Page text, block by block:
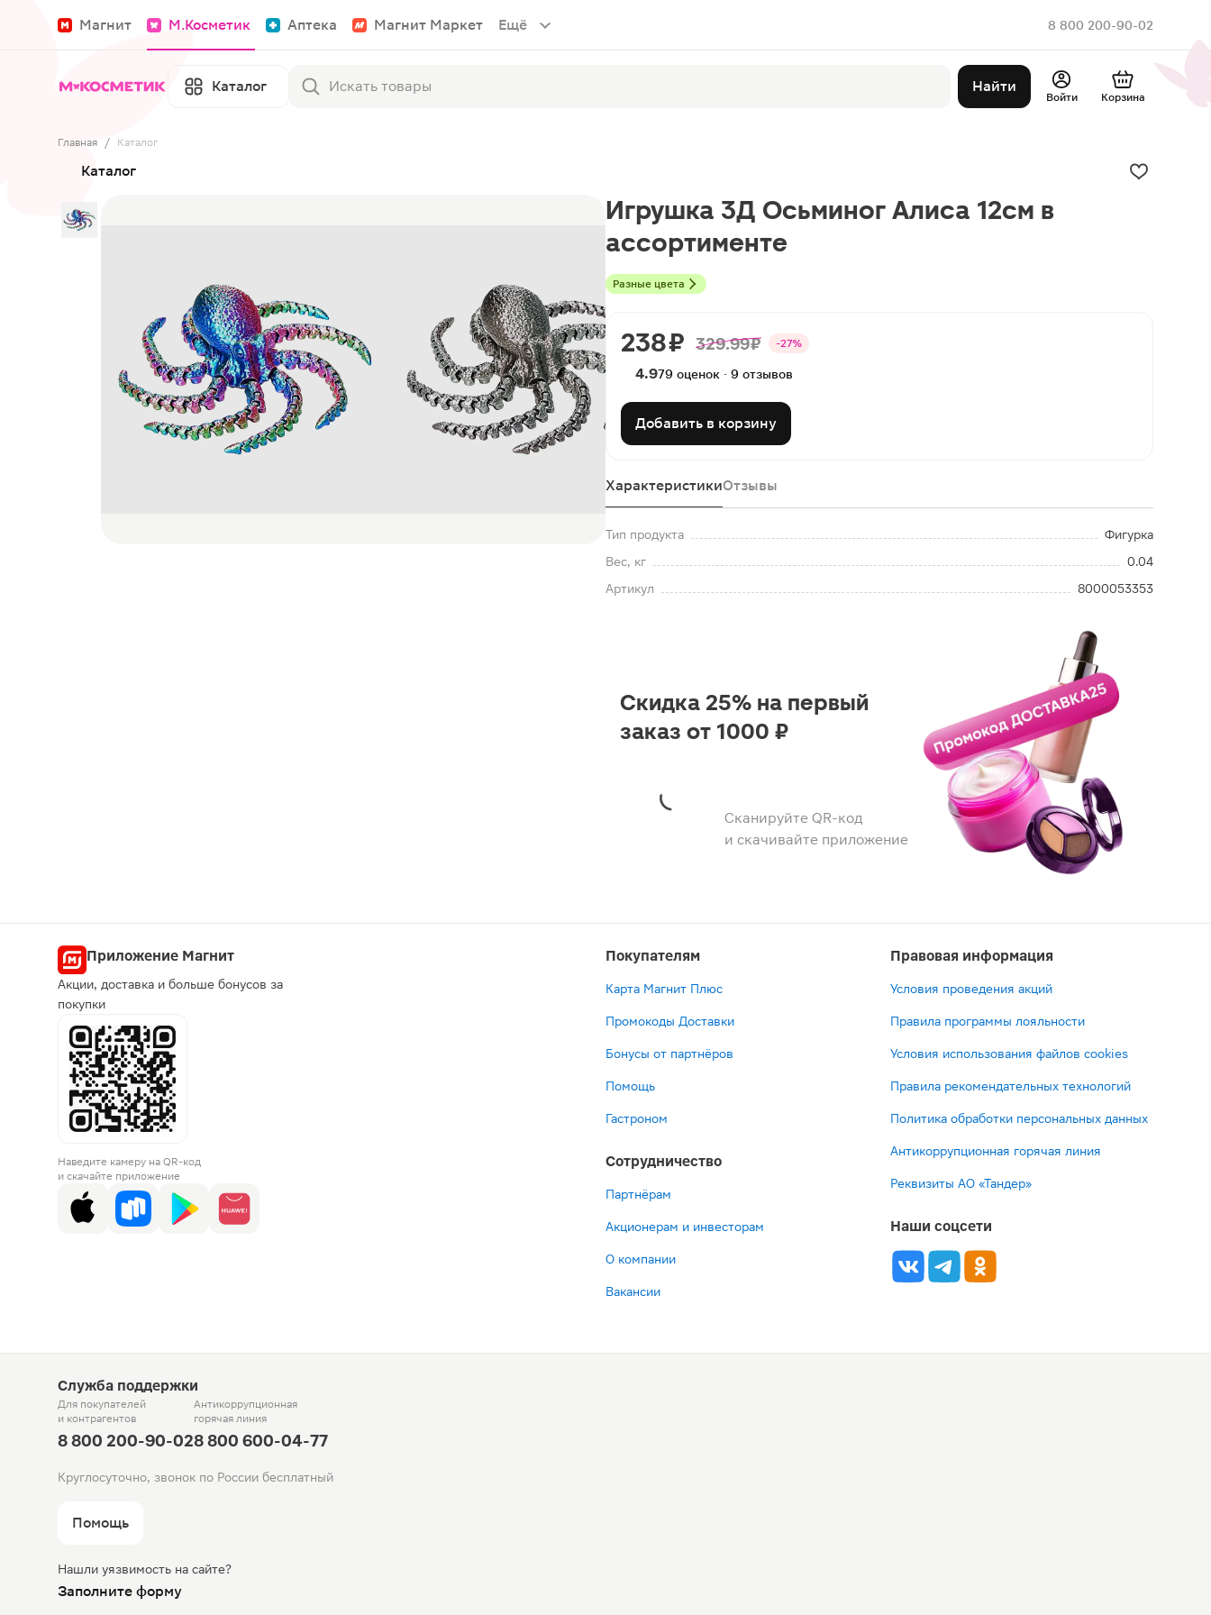
Магнит М.Косметик Аптека Магнит Маркет Ещё 8 800 200-90-02
Каталог Найти
Войти Корзина
Главная / Каталог
Каталог
Разные цвета
Игрушка 3Д Осьминог Алиса 12см в
ассортименте
238 ₽ 329.99 ₽ -27%
4.979 оценок · 9 отзывов
Добавить в корзину
ХарактеристикиОтзывы
Тип продукта
Фигурка
Вес, кг
0.04
Артикул
8000053353
Сканируйте QR-код
и скачивайте приложение
Скидка 25% на первый
заказ от 1000 ₽
Приложение Магнит
Акции, доставка и больше бонусов за
покупки
Наведите камеру на QR-код
и скачайте приложение
Покупателям
Карта Магнит Плюс
Промокоды Доставки
Бонусы от партнёров
Помощь
Гастроном
Сотрудничество
Партнёрам
Акционерам и инвесторам
О компании
Вакансии
Правовая информация
Условия проведения акций
Правила программы лояльности
Условия использования файлов cookies
Правила рекомендательных технологий
Политика обработки персональных данных
Антикоррупционная горячая линия
Реквизиты АО «Тандер»
Наши соцсети
Служба поддержки
Для покупателей
и контрагентов
8 800 200-90-02
Антикоррупционная
горячая линия
8 800 600-04-77
Круглосуточно, звонок по России бесплатный
Помощь
Нашли уязвимость на сайте?
Заполните форму